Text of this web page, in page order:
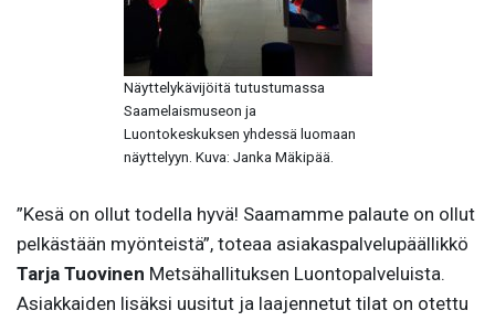
Näyttelykävijöitä tutustumassa
Saamelaismuseon ja
Luontokeskuksen yhdessä luomaan
näyttelyyn. Kuva: Janka Mäkipää.
”Kesä on ollut todella hyvä! Saamamme palaute on ollut
pelkästään myönteistä”, toteaa asiakaspalvelupäällikkö
Tarja Tuovinen Metsähallituksen Luontopalveluista.
Asiakkaiden lisäksi uusitut ja laajennetut tilat on otettu